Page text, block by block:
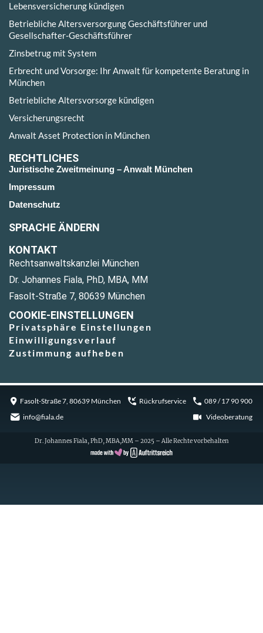
Lebensversicherung kündigen
Betriebliche Altersversorgung Geschäftsführer und
Gesellschafter-Geschäftsführer
Zinsbetrug mit System
Erbrecht und Vorsorge: Ihr Anwalt für kompetente Beratung in
München
Betriebliche Altersvorsorge kündigen
Versicherungsrecht
Anwalt Asset Protection in München
RECHTLICHES
Juristische Zweitmeinung – Anwalt München
Impressum
Datenschutz
SPRACHE ÄNDERN
KONTAKT
Rechtsanwaltskanzlei München
Dr. Johannes Fiala, PhD, MBA, MM
Fasolt-Straße 7, 80639 München
COOKIE-EINSTELLUNGEN
Privatsphäre Einstellungen
Einwilligungsverlauf
Zustimmung aufheben
Fasolt-Straße 7, 80639 München Rückrufservice
089 / 17 90 900
info@fiala.de
Videoberatung
Dr. Johannes Fiala, PhD, MBA,MM – 2025 – Alle Rechte vorbehalten